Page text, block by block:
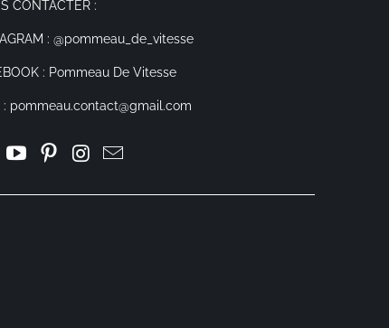
CONTACTER :
: @pommeau_de_vitesse
: Pommeau De Vitesse
: pommeau.contact@gmail.com